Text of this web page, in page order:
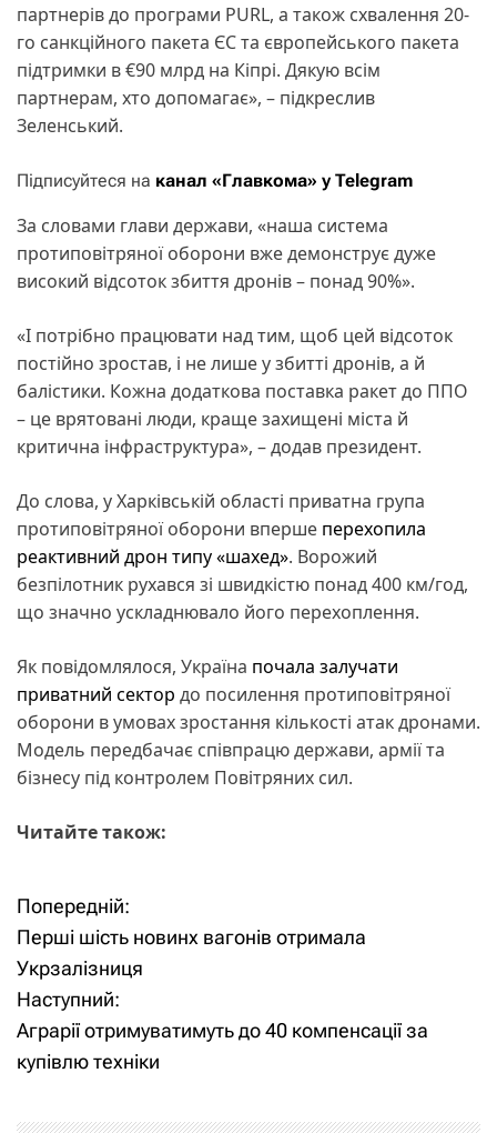
партнерів до програми PURL, а також схвалення 20-
го санкційного пакета ЄС та європейського пакета
підтримки в €90 млрд на Кіпрі. Дякую всім
партнерам, хто допомагає», – підкреслив
Зеленський.
Підписуйтеся на канал «Главкома» у Telegram
За словами глави держави, «наша система
протиповітряної оборони вже демонструє дуже
високий відсоток збиття дронів – понад 90%».
«І потрібно працювати над тим, щоб цей відсоток
постійно зростав, і не лише у збитті дронів, а й
балістики. Кожна додаткова поставка ракет до ППО
– це врятовані люди, краще захищені міста й
критична інфраструктура», – додав президент.
До слова, у Харківській області приватна група
протиповітряної оборони вперше перехопила
реактивний дрон типу «шахед». Ворожий
безпілотник рухався зі швидкістю понад 400 км/год,
що значно ускладнювало його перехоплення.
Як повідомлялося, Україна почала залучати
приватний сектор до посилення протиповітряної
оборони в умовах зростання кількості атак дронами.
Модель передбачає співпрацю держави, армії та
бізнесу під контролем Повітряних сил.
Читайте також:
Н
а
в
і
Попередній:
Перші шість новинх вагонів отримала
Укрзалізниця
Наступний:
Аграрії отримуватимуть до 40 компенсації за
купівлю техніки